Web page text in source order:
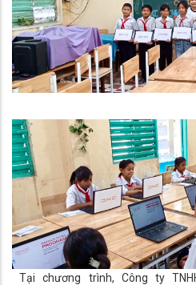
Tại chương trình, Công ty